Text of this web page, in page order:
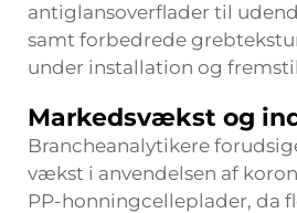
antiglansoverflader til
samt forbedrede
under installation og
Markedsvækst og
Brancheanalytikere
vækst i anvendelsen af
PP-honningcelleplader, da